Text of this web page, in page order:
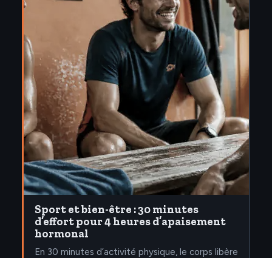
Sport et bien-être : 30 minutes
d’effort pour 4 heures d’apaisement
hormonal
En 30 minutes d’activité physique, le corps libère